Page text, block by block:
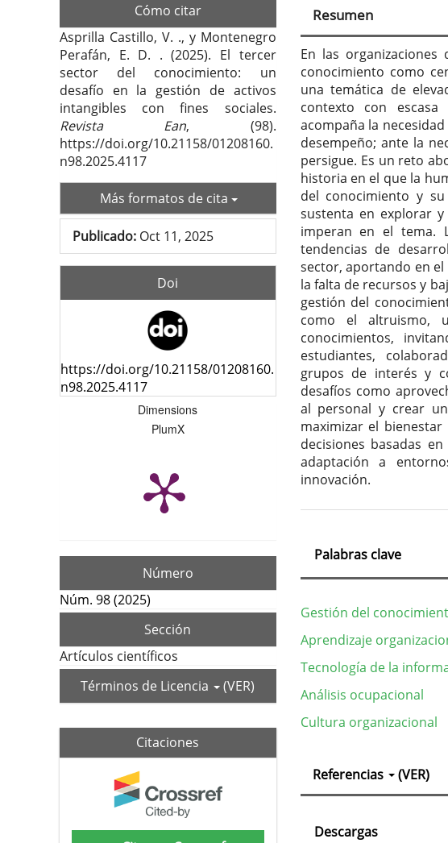
Cómo citar
Asprilla Castillo, V. ., y Montenegro
Perafán, E. D. . (2025). El tercer
sector del conocimiento: un
desafío en la gestión de activos
intangibles con fines sociales.
Revista Ean, (98).
https://doi.org/10.21158/01208160.
n98.2025.4117
Más formatos de cita
Publicado: Oct 11, 2025
Doi
https://doi.org/10.21158/01208160.
n98.2025.4117
Dimensions
PlumX
Número
Núm. 98 (2025)
Sección
Artículos científicos
Términos de Licencia
(VER)
Citaciones
Resumen
En las
conocimiento como
una temática de
contexto con
acompaña la
desempeño; ante la
persigue. Es un reto
historia en el que la
del conocimiento y
sustenta en explorar
imperan en el tema.
tendencias de
sector, aportando en
la falta de recursos y
gestión del
como el altruismo,
conocimientos,
estudiantes,
grupos de interés y
desafíos como
al personal y crear
maximizar el
decisiones basadas
adaptación a
innovación.
Palabras clave
Gestión del
Aprendizaje
Tecnología de la
Análisis ocupacional
Cultura organizacional
Detalles
del
artículo
Referencias (VER)
Descargas